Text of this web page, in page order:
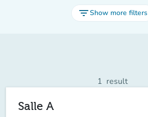
filter_listShow more filters
1 result
Salle A